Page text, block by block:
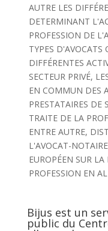
AUTRE LES
DETERMINANT
PROFESSION DE
TYPES D'AVOCATS
DIFFÉRENTES
SECTEUR PRIVÉ,
EN COMMUN DES
PRESTATAIRES DE
TRAITE DE LA
ENTRE AUTRE,
L'AVOCAT-
EUROPÉEN SUR
PROFESSION EN
Bijus est un
public du